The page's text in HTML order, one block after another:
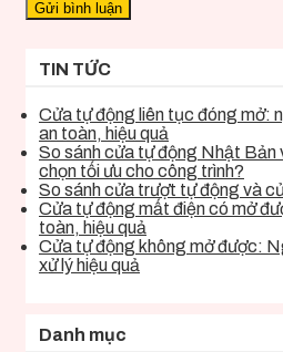
TIN TỨC
Cửa tự động liên tục đóng mở:
an toàn, hiệu quả
So sánh cửa tự động Nhật Bản
chọn tối ưu cho công trình?
So sánh cửa trượt tự động và
Cửa tự động mất điện có mở
toàn, hiệu quả
Cửa tự động không mở được:
xử lý hiệu quả
Danh mục